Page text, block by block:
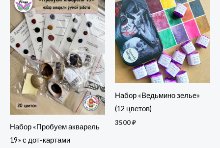
Набор «Пробуем акварель
19» с дот-картами
Набор «Ведьмино зелье»
(12 цветов)
3500₽